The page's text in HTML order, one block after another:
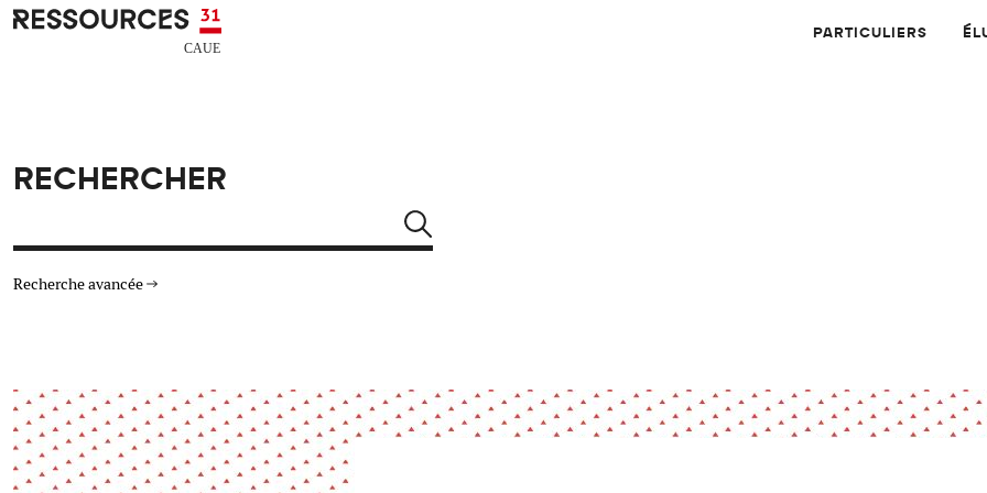
Aller au contenu principal
CAUE RESSOURCES 31 PARTICULIERS
RECHERCHER
Recherche avancée
Architecture
Arts Design
Énergie
Actualité
Dossier